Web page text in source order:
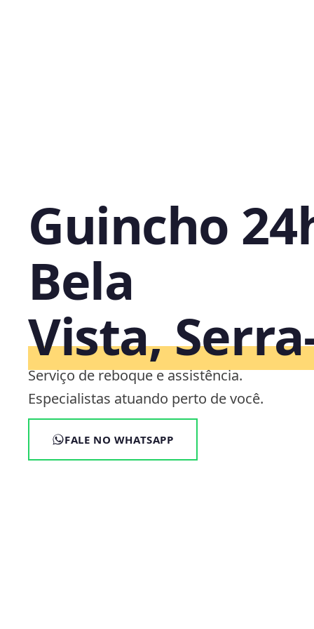
Guincho
Bela
Vista,
Serviço de reboque e assistência.
Especialistas atuando perto de você.
FALE NO WHATSAPP